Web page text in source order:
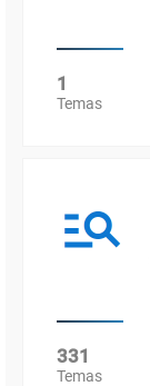
1
Temas
331
Temas